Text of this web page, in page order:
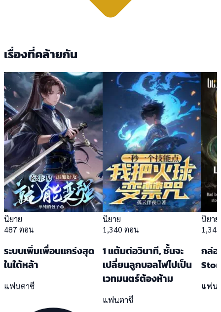
เรื่องที่คล้ายกัน
นิยาย
487 ตอน
ระบบเพิ่มเพื่อนแกร่งสุด
ในใต้หล้า
แฟนตาซี
นิยาย
1,340 ตอน
1 แต้มต่อวินาที, ชั้นจะ
เปลี่ยนลูกบอลไฟไปเป็น
เวทมนตร์ต้องห้าม
แฟนตาซี
นิยาย
กล่อ
แฟน